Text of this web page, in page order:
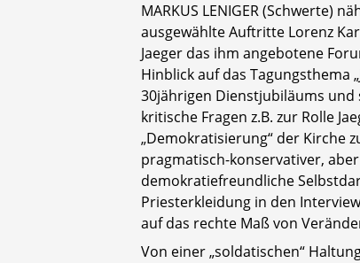
MARKUS LENIGER (Schwerte)
ausgewählte Auftritte Lorenz
Jaeger das ihm angebotene
Hinblick auf das Tagungsthema
30jährigen Dienstjubiläums und
kritische Fragen z.B. zur Rolle
„Demokratisierung“ der Kirche
pragmatisch-konservativer,
demokratiefreundliche
Priesterkleidung in den
auf das rechte Maß von
Von einer „soldatischen“